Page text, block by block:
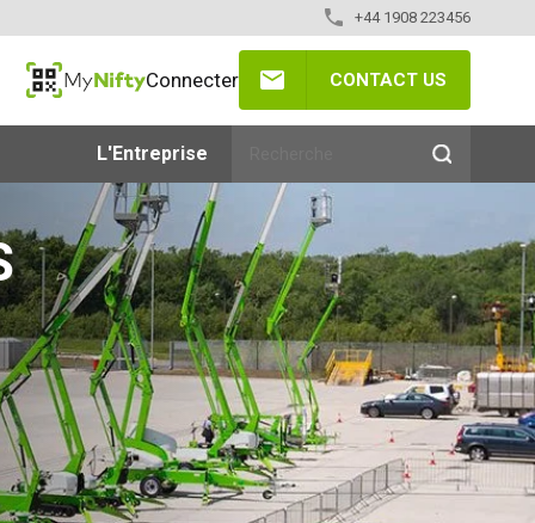
+44 1908 223456
MyNifty
Connecter CONTACT US
L'Entreprise